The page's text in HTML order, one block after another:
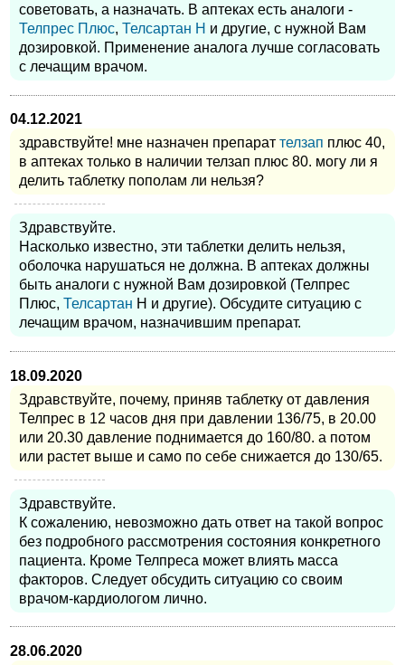
советовать, а назначать. В аптеках есть аналоги -
Телпрес Плюс, Телсартан Н и другие, с нужной Вам
дозировкой. Применение аналога лучше согласовать
с лечащим врачом.
04.12.2021
здравствуйте! мне назначен препарат телзап плюс 40,
в аптеках только в наличии телзап плюс 80. могу ли я
делить таблетку пополам ли нельзя?
Здравствуйте.
Насколько известно, эти таблетки делить нельзя,
оболочка нарушаться не должна. В аптеках должны
быть аналоги с нужной Вам дозировкой (Телпрес
Плюс, Телсартан Н и другие). Обсудите ситуацию с
лечащим врачом, назначившим препарат.
18.09.2020
Здравствуйте, почему, приняв таблетку от давления
Телпрес в 12 часов дня при давлении 136/75, в 20.00
или 20.30 давление поднимается до 160/80. а потом
или растет выше и само по себе снижается до 130/65.
Здравствуйте.
К сожалению, невозможно дать ответ на такой вопрос
без подробного рассмотрения состояния конкретного
пациента. Кроме Телпреса может влиять масса
факторов. Следует обсудить ситуацию со своим
врачом-кардиологом лично.
28.06.2020